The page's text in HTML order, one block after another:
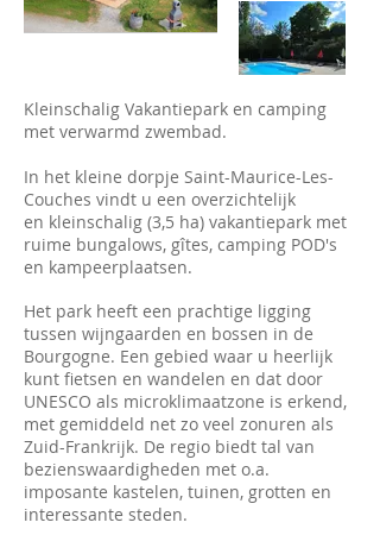
Kleinschalig Vakantiepark en camping
met verwarmd zwembad.
In het kleine dorpje Saint-Maurice-Les-
Couches vindt u een overzichtelijk
en kleinschalig (3,5 ha) vakantiepark met
ruime bungalows, gîtes, camping POD's
en kampeerplaatsen.
Het park heeft een prachtige ligging
tussen wijngaarden en bossen in de
Bourgogne. Een gebied waar u heerlijk
kunt fietsen en wandelen en dat door
UNESCO als microklimaatzone is erkend,
met gemiddeld net zo veel zonuren als
Zuid-Frankrijk. De regio biedt tal van
bezienswaardigheden met o.a.
imposante kastelen, tuinen, grotten en
interessante steden.